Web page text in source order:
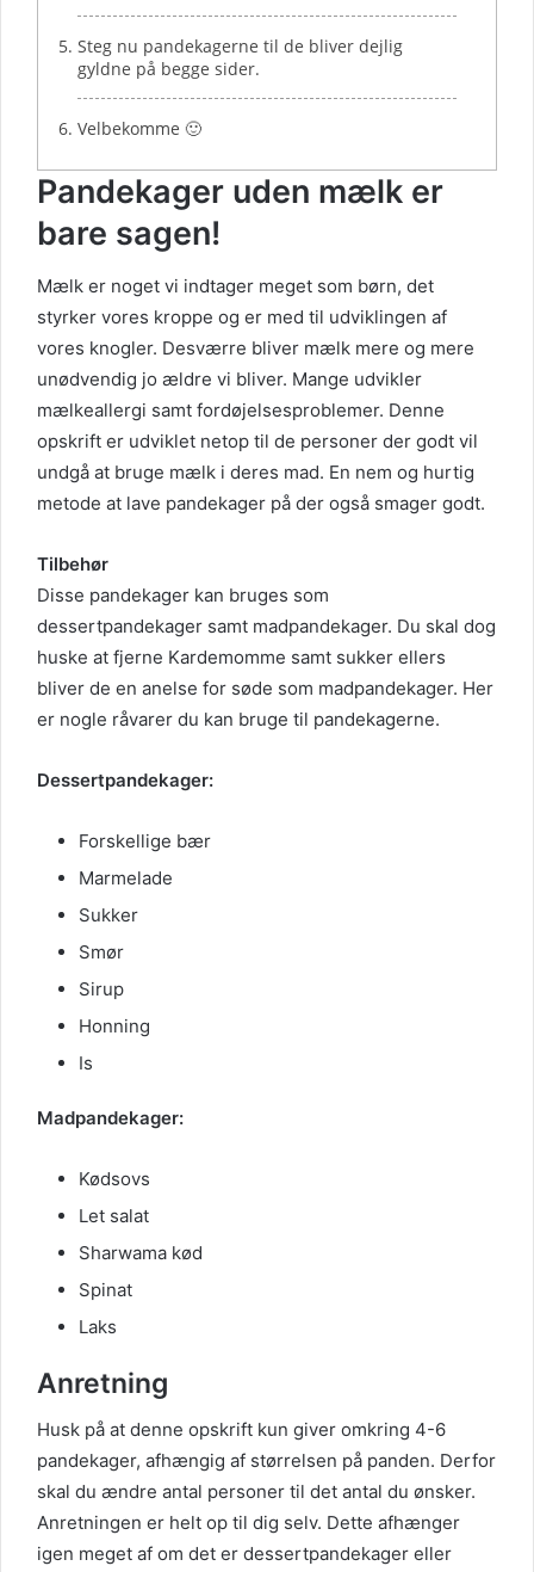
Steg nu pandekagerne til de bliver dejlig
gyldne på begge sider.
Velbekomme 🙂
Pandekager uden mælk er
bare sagen!
Mælk er noget vi indtager meget som børn, det
styrker vores kroppe og er med til udviklingen af
vores knogler. Desværre bliver mælk mere og mere
unødvendig jo ældre vi bliver. Mange udvikler
mælkeallergi samt fordøjelsesproblemer. Denne
opskrift er udviklet netop til de personer der godt vil
undgå at bruge mælk i deres mad. En nem og hurtig
metode at lave pandekager på der også smager godt.
Tilbehør
Disse pandekager kan bruges som
dessertpandekager samt madpandekager. Du skal dog
huske at fjerne Kardemomme samt sukker ellers
bliver de en anelse for søde som madpandekager. Her
er nogle råvarer du kan bruge til pandekagerne.
Dessertpandekager:
Forskellige bær
Marmelade
Sukker
Smør
Sirup
Honning
Is
Madpandekager:
Kødsovs
Let salat
Sharwama kød
Spinat
Laks
Anretning
Husk på at denne opskrift kun giver omkring 4-6
pandekager, afhængig af størrelsen på panden. Derfor
skal du ændre antal personer til det antal du ønsker.
Anretningen er helt op til dig selv. Dette afhænger
igen meget af om det er dessertpandekager eller